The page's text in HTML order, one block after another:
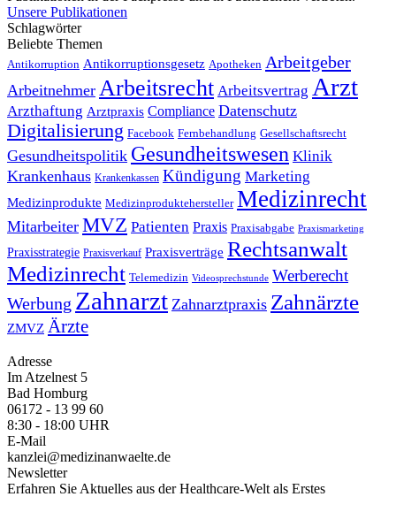
Unsere Publikationen
Schlagwörter
Beliebte Themen
Antikorruption Antikorruptionsgesetz Apotheken Arbeitgeber
Arbeitnehmer Arbeitsrecht Arbeitsvertrag Arzt
Arzthaftung Arztpraxis Compliance Datenschutz
Digitalisierung Facebook Fernbehandlung Gesellschaftsrecht
Gesundheitspolitik Gesundheitswesen Klinik
Krankenhaus Krankenkassen Kündigung Marketing
Medizinprodukte Medizinproduktehersteller Medizinrecht
Mitarbeiter MVZ Patienten Praxis Praxisabgabe Praxismarketing
Praxisstrategie Praxisverkauf Praxisverträge Rechtsanwalt
Medizinrecht Telemedizin Videosprechstunde Werberecht
Werbung Zahnarzt Zahnarztpraxis Zahnärzte
ZMVZ Ärzte
Adresse
Im Atzelnest 5
Bad Homburg
06172 - 13 99 60
8:30 - 18:00 UHR
E-Mail
kanzlei@medizinanwaelte.de
Newsletter
Erfahren Sie Aktuelles aus der Healthcare-Welt als Erstes